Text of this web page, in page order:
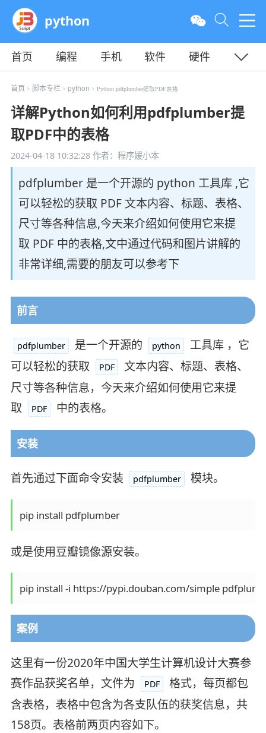
python
首页 编程 手机 软件
硬件
教程
平面 服务器
首页 > 脚本专栏> python > Python pdfplumber提取PDF表格
详解Python如何利用pdfplumber提
取PDF中的表格
2024-04-18 10:32:28作者：程序媛小本
pdfplumber 是一个开源的 python 工具库 ,它
可以轻松的获取 PDF 文本内容、标题、表格、
尺寸等各种信息,今天来介绍如何使用它来提
取 PDF 中的表格,文中通过代码和图片讲解的
非常详细,需要的朋友可以参考下
前言
pdfplumber 是一个开源的 python
工具库 ，它
可以轻松的获取
PDF
文本内容、标题、表格、
尺寸等各种信息，今天来介绍如何使用它来提
取
PDF 中的表格。
安装
首先通过下面命令安装 pdfplumber 模块。
pip install pdfplumber
或是使用豆瓣镜像源安装。
案例
这里有一份2020年中国大学生计算机设计大赛参
赛作品获奖名单，文件为
PDF
格式，每页都包
含表格，表格中包含为各支队伍的获奖信息，共
158页。表格前两页内容如下。